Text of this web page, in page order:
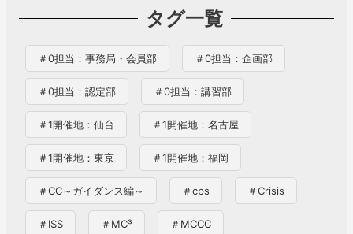
タグ一覧
＃0担当：事務局・会員部 ＃0担当：企画部
＃0担当：認定部 ＃0担当：講習部
＃1開催地：仙台 ＃1開催地：名古屋
＃1開催地：東京 ＃1開催地：福岡
＃CC～ガイダンス編～ ＃cps ＃Crisis
＃ISS ＃MC³ ＃MCCC